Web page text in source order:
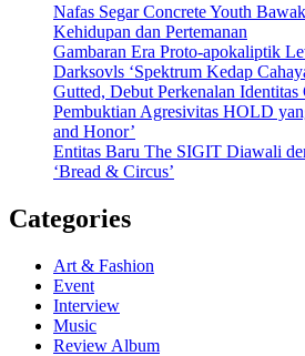
Nafas Segar Concrete Youth
Kehidupan dan Pertemanan
Gambaran Era Proto-apokaliptik
Darksovls ‘Spektrum Kedap
Gutted, Debut Perkenalan
Pembuktian Agresivitas HOLD
and Honor’
Entitas Baru The SIGIT Diawali
‘Bread & Circus’
Categories
Art & Fashion
Event
Interview
Music
Review Album